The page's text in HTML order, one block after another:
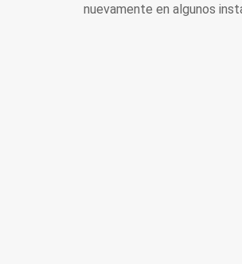
nuevamente en algunos